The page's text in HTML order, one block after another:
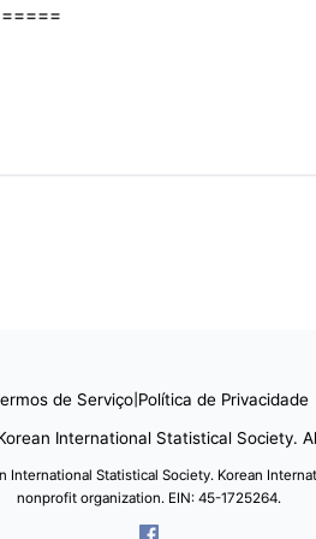
de Serviço| Política de Privacidade
International Statistical Society.
Statistical Society. Korean
nonprofit organization. EIN: 45-1725264.